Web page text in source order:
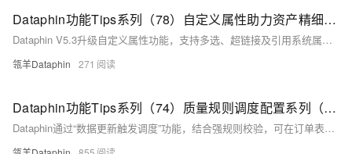
Dataphin功能Tips系列（78）自定义属性助力资产精细化管理
Dataphin V5.3升级自定义属性功能，支持多选、超链接及引用系统属性，实现资产“归口部门”与组织架构同步、指标看板一键跳转等场景，提升资产配置灵活性与管理效率。
瓴羊Dataphin 271
Dataphin功能Tips系列（74）质量规则调度配置系列（1）-数据更新触发调度
Dataphin通过“数据更新触发调度”功能，结合强规则校验，可在订单表数据更新时自动触发质量检查，异常时阻断下游任务，有效防止脏数据扩散，保障关键业务链路的数据准确性与稳定性。